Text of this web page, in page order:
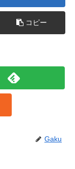
コピー
Gaku